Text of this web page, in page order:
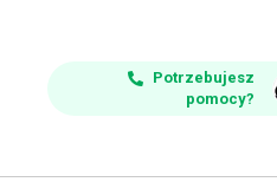
Potrzebujesz
pomocy?